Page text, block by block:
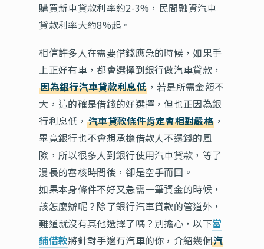
購買新車貸款利率約2-3%，民間融資汽車
貸款利率大約8%起。
相信許多人在需要借錢應急的時候，如果手
上正好有車，都會選擇到銀行做汽車貸款，
因為銀行汽車貸款利息低，若是所需金額不
大，這的確是借錢的好選擇，但也正因為銀
行利息低， 汽車貸款條件肯定會相對嚴格 ，
畢竟銀行也不會想承擔借款人不還錢的風
險，所以很多人到銀行使用汽車貸款，等了
漫長的審核時間後，卻是空手而回。
如果本身條件不好又急需一筆資金的時候，
該怎麼辦呢？除了銀行汽車貸款的管道外，
難道就沒有其他選擇了嗎？別擔心，以下當
鋪借款將針對手邊有汽車的你，介紹幾個汽